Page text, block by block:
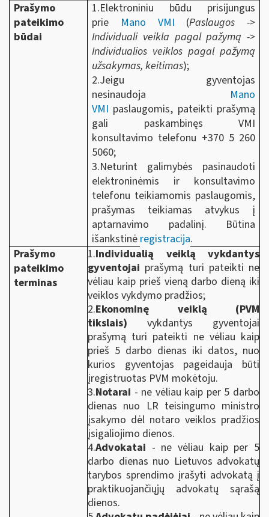
Prašymo
pateikimo
būdai
1.Elektroniniu būdu prisijungus
prie Mano VMI (Paslaugos ->
Individuali veikla pagal pažymą ->
Individualios veiklos pagal pažymą
užsakymas, keitimas);
2.Jeigu gyventojas
nesinaudoja Mano
VMI paslaugomis, pateikti prašymą
gali paskambinęs VMI
konsultavimo telefonu +370 5 260
5060;
3.Neturint galimybės pasinaudoti
elektroninėmis ir konsultavimo
telefonu teikiamomis paslaugomis,
prašymas teikiamas atvykus į
aptarnavimo padalinį. Būtina
išankstinė registracija.
Prašymo
pateikimo
terminas
1.Individualią veiklą vykdantys
gyventojai prašymą turi pateikti ne
vėliau kaip prieš vieną darbo dieną iki
veiklos vykdymo pradžios;
2.Ekonominę veiklą (PVM
tikslais) vykdantys gyventojai
prašymą turi pateikti ne vėliau kaip
prieš 5 darbo dienas iki datos, nuo
kurios gyventojas pageidauja būti
įregistruotas PVM mokėtoju.
3.Notarai - ne vėliau kaip per 5 darbo
dienas nuo LR teisingumo ministro
įsakymo dėl notaro veiklos pradžios
įsigaliojimo dienos.
4.Advokatai - ne vėliau kaip per 5
darbo dienas nuo Lietuvos advokatų
tarybos sprendimo įrašyti advokatą į
praktikuojančiųjų advokatų sąrašą
dienos.